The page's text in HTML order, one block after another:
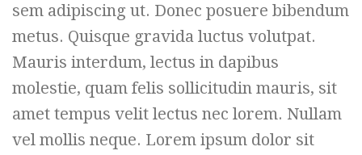
sem adipiscing ut. Donec posuere bibendum
metus. Quisque gravida luctus volutpat.
Mauris interdum, lectus in dapibus
molestie, quam felis sollicitudin mauris, sit
amet tempus velit lectus nec lorem. Nullam
vel mollis neque. Lorem ipsum dolor sit